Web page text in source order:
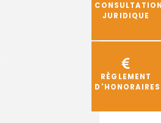
JURIDIQUE
RÈGLEMENT
D'HONORAIRES